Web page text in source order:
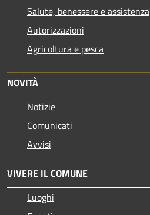
Salute, benessere e assistenza
Autorizzazioni
Agricoltura e pesca
NOVITÀ
Notizie
Comunicati
Avvisi
VIVERE IL COMUNE
Luoghi